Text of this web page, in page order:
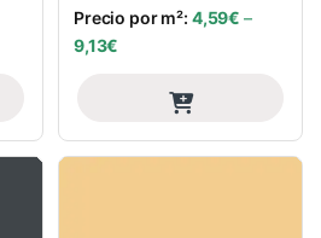
Precio por m²: 4,59€ –
9,13€